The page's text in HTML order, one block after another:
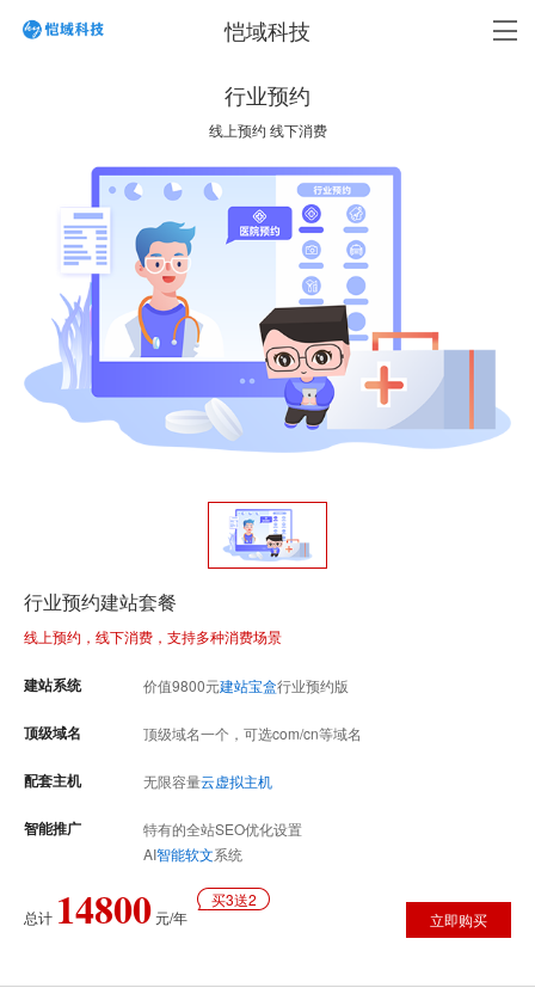
恺域科技
行业预约
线上预约 线下消费
行业预约建站套餐
线上预约，线下消费，支持多种消费场景
建站系统 价值9800元建站宝盒行业预约版
顶级域名 顶级域名一个，可选com/cn等域名
配套主机 无限容量云虚拟主机
智能推广
特有的全站SEO优化设置
AI智能软文系统
总计 14800元/年
买3送2
立即购买